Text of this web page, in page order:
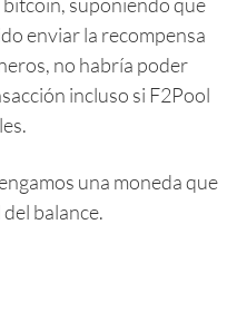
enviar la recompensa
no habría poder
incluso si F2Pool
una moneda que
balance.